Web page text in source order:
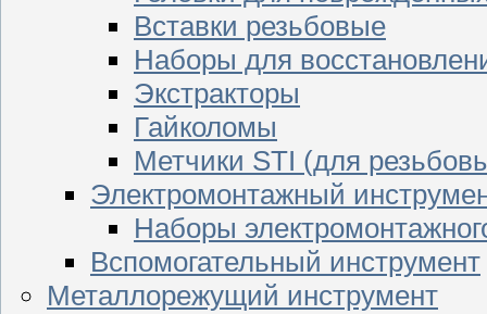
Вставки резьбовые
Наборы для
Экстракторы
Гайколомы
Метчики STI (для
Электромонтажный
Наборы
Вспомогательный инструмент
Металлорежущий инструмент